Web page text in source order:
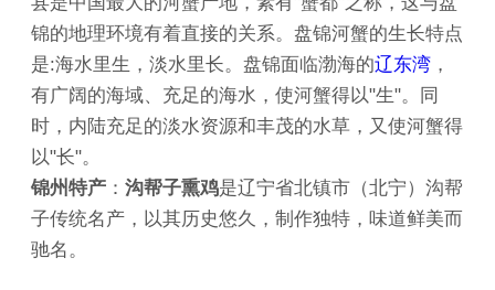
锦的地理环境有着直接的关系。盘锦河蟹的生长特点
是:海水里生，淡水里长。盘锦面临渤海的辽东湾 ，
有广阔的海域、充足的海水，使河蟹得以"生"。同
时，内陆充足的淡水资源和丰茂的水草，又使河蟹得
以"长"。
锦州特产 ： 沟帮子熏鸡是辽宁省北镇市（北宁）沟帮
子传统名产，以其历史悠久，制作独特，味道鲜美而
驰名。